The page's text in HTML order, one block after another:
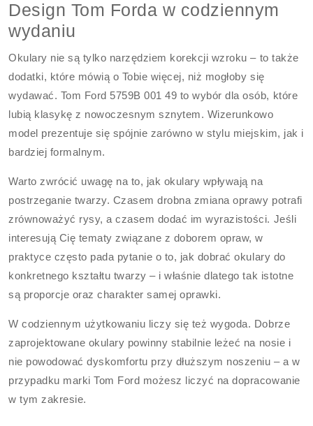
Design Tom Forda w codziennym
wydaniu
Okulary nie są tylko narzędziem korekcji wzroku – to także
dodatki, które mówią o Tobie więcej, niż mogłoby się
wydawać. Tom Ford 5759B 001 49 to wybór dla osób, które
lubią klasykę z nowoczesnym sznytem. Wizerunkowo
model prezentuje się spójnie zarówno w stylu miejskim, jak i
bardziej formalnym.
Warto zwrócić uwagę na to, jak okulary wpływają na
postrzeganie twarzy. Czasem drobna zmiana oprawy potrafi
zrównoważyć rysy, a czasem dodać im wyrazistości. Jeśli
interesują Cię tematy związane z doborem opraw, w
praktyce często pada pytanie o to, jak dobrać okulary do
konkretnego kształtu twarzy – i właśnie dlatego tak istotne
są proporcje oraz charakter samej oprawki.
W codziennym użytkowaniu liczy się też wygoda. Dobrze
zaprojektowane okulary powinny stabilnie leżeć na nosie i
nie powodować dyskomfortu przy dłuższym noszeniu – a w
przypadku marki Tom Ford możesz liczyć na dopracowanie
w tym zakresie.